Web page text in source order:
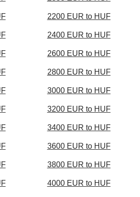
2200 EUR to HUF
2400 EUR to HUF
2600 EUR to HUF
2800 EUR to HUF
3000 EUR to HUF
3200 EUR to HUF
3400 EUR to HUF
3600 EUR to HUF
3800 EUR to HUF
4000 EUR to HUF